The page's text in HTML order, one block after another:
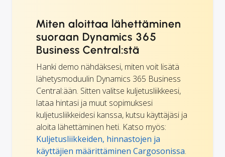
Miten aloittaa lähettäminen
suoraan Dynamics 365
Business Central:stä
Hanki demo nähdäksesi, miten voit lisätä
lähetysmoduulin Dynamics 365 Business
Central:ään. Sitten valitse kuljetusliikkeesi,
lataa hintasi ja muut sopimuksesi
kuljetusliikkeidesi kanssa, kutsu käyttäjäsi ja
aloita lähettäminen heti. Katso myös:
Kuljetusliikkeiden, hinnastojen ja
käyttäjien määrittäminen Cargosonissa.